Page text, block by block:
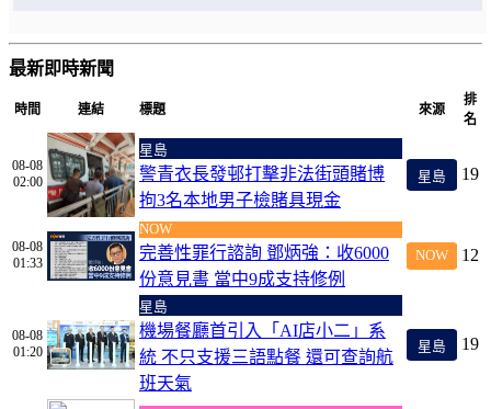
最新即時新聞
時間 連結 標題 來源
排
名
08-08
02:00
星島
警青衣長發邨打擊非法街頭賭博
拘3名本地男子檢賭具現金
星島 19
08-08
01:33
NOW
完善性罪行諮詢 鄧炳強：收6000
份意見書 當中9成支持修例
NOW 12
08-08
01:20
星島
機場餐廳首引入「AI店小二」系
統 不只支援三語點餐 還可查詢航
班天氣
星島 19